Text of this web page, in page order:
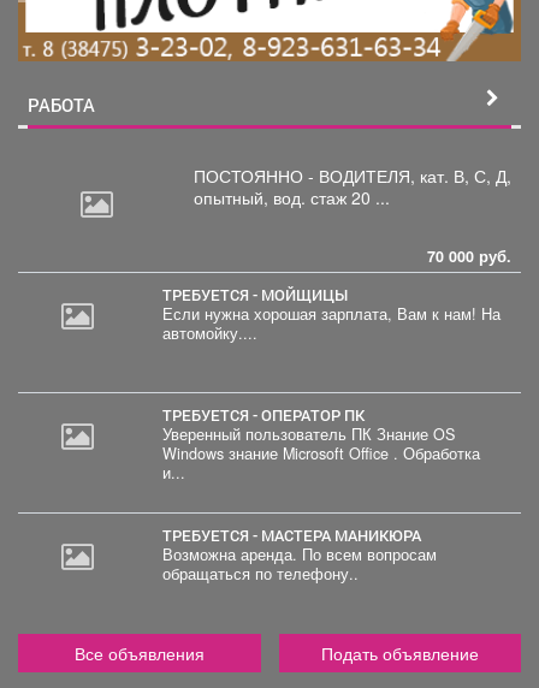
РАБОТА
ПОСТОЯННО - ВОДИТЕЛЯ, кат. В, С, Д,
опытный, вод. стаж 20 ...
70 000 руб.
ТРЕБУЕТСЯ - МОЙЩИЦЫ
Если нужна хорошая зарплата, Вам к нам! На
автомойку....
ТРЕБУЕТСЯ - ОПЕРАТОР ПК
Уверенный пользователь ПК Знание OS
Windows знание Microsoft Office . Обработка
и...
ТРЕБУЕТСЯ - МАСТЕРА МАНИКЮРА
Возможна аренда. По всем вопросам
обращаться по телефону..
Все объявления Подать объявление